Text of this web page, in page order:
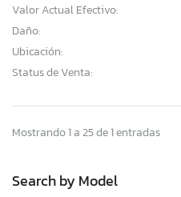
Valor Actual Efectivo:
Daño:
Ubicación:
Status de Venta:
Mostrando 1 a 25 de 1 entradas
Search by Model